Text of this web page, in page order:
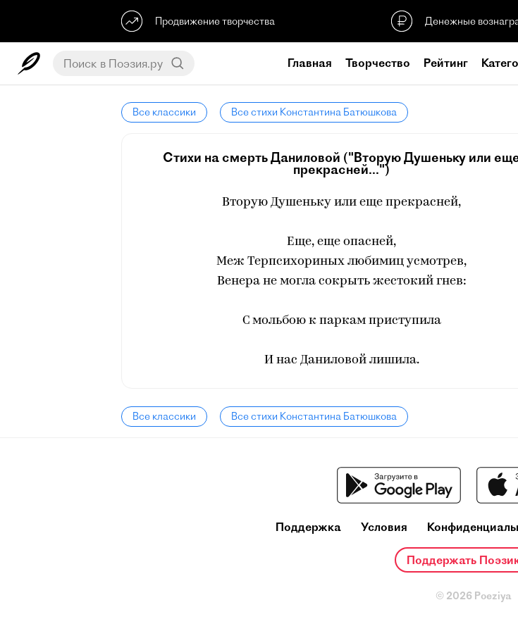
Продвижение творчества Денежные
Главная Творчество Рейтинг
Все классики Все стихи Константина Батюшкова
Стихи на смерть Даниловой ("Вторую Душеньку или
прекрасней...")
Вторую Душеньку или еще прекрасней,
Еще, еще опасней,
Меж Терпсихориных любимиц усмотрев,
Венера не могла сокрыть жестокий гнев:
С мольбою к паркам приступила
И нас Даниловой лишила.
Все классики Все стихи Константина Батюшкова
Поддержка Условия
Поддержать
© 2026 Poeziya